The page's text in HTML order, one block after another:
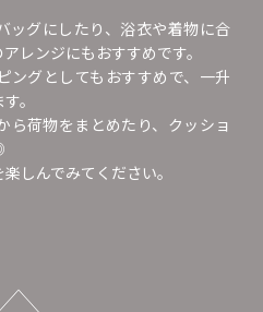
ッグにしたり、浴衣や着物に合
レンジにもおすすめです。
ングとしてもおすすめで、一升
。
ら荷物をまとめたり、クッショ
しんでみてください。